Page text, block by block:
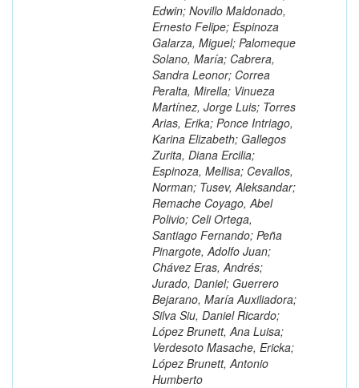
Edwin; Novillo Maldonado,
Ernesto Felipe; Espinoza
Galarza, Miguel; Palomeque
Solano, María; Cabrera,
Sandra Leonor; Correa
Peralta, Mirella; Vinueza
Martínez, Jorge Luis; Torres
Arias, Erika; Ponce Intriago,
Karina Elizabeth; Gallegos
Zurita, Diana Ercilia;
Espinoza, Mellisa; Cevallos,
Norman; Tusev, Aleksandar;
Remache Coyago, Abel
Polivio; Celi Ortega,
Santiago Fernando; Peña
Pinargote, Adolfo Juan;
Chávez Eras, Andrés;
Jurado, Daniel; Guerrero
Bejarano, María Auxiliadora;
Silva Siu, Daniel Ricardo;
López Brunett, Ana Luisa;
Verdesoto Masache, Ericka;
López Brunett, Antonio
Humberto